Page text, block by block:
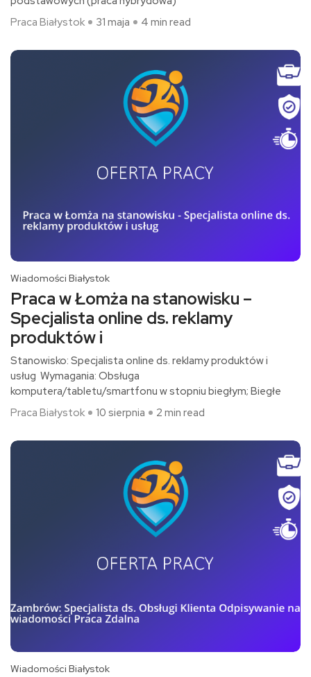
Praca Białystok
31 maja 4 min read
Wiadomości Białystok
Praca w Łomża na stanowisku –
Specjalista online ds. reklamy
produktów i
Stanowisko: Specjalista online ds. reklamy produktów i
usług Wymagania: Obsługa
komputera/tabletu/smartfonu w stopniu biegłym; Biegłe
Praca Białystok
10 sierpnia 2 min read
Wiadomości Białystok